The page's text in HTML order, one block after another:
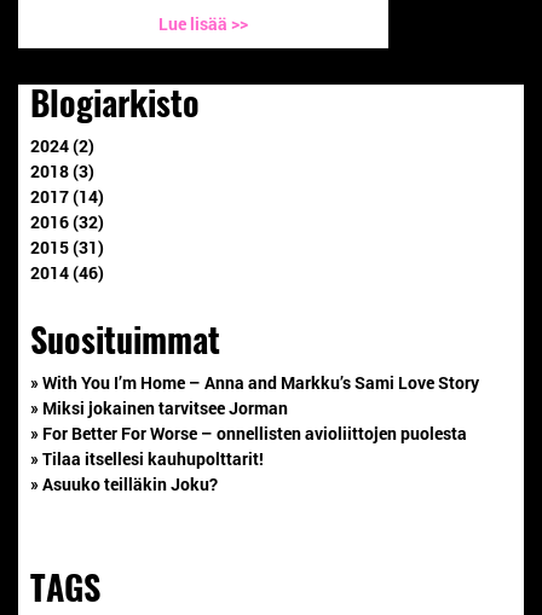
Lue lisää >>
Blogiarkisto
2024 (2)
2018 (3)
2017 (14)
2016 (32)
2015 (31)
2014 (46)
Suosituimmat
» With You I’m Home – Anna and Markku’s Sami Love Story
» Miksi jokainen tarvitsee Jorman
» For Better For Worse – onnellisten avioliittojen puolesta
» Tilaa itsellesi kauhupolttarit!
» Asuuko teilläkin Joku?
TAGS